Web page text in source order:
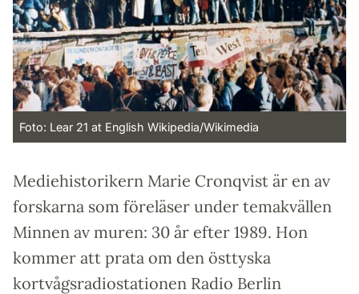
Foto: Lear 21 at English Wikipedia/Wikimedia
Mediehistorikern Marie Cronqvist är en av
forskarna som föreläser under temakvällen
Minnen av muren: 30 år efter 1989. Hon
kommer att prata om den östtyska
kortvågsradiostationen Radio Berlin